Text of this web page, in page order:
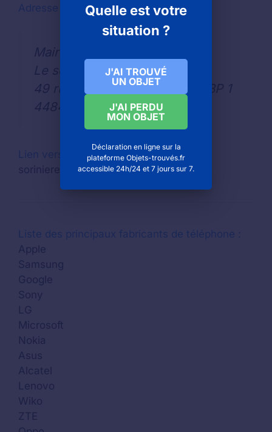
Adresse pour envoyer une lettre
Mairie des SORINIÈRES
Le service des objets trouvés
49 rue Georges Clémenceau BP 1
44840
Lien vers le site internet: www.ville-
sorinieres.fr
Liste des principaux fabricants de téléphone :
Apple
Samsung
Google
Sony
LG
Microsoft
Nokia
Asus
Alcatel
Lenovo
Wiko
ZTE
Quelle est votre
situation ?
J'AI TROUVÉ
UN OBJET
J'AI PERDU
MON OBJET
Déclaration en ligne sur la
plateforme Objets-trouvés.fr
accessible 24h/24 et 7 jours sur 7.